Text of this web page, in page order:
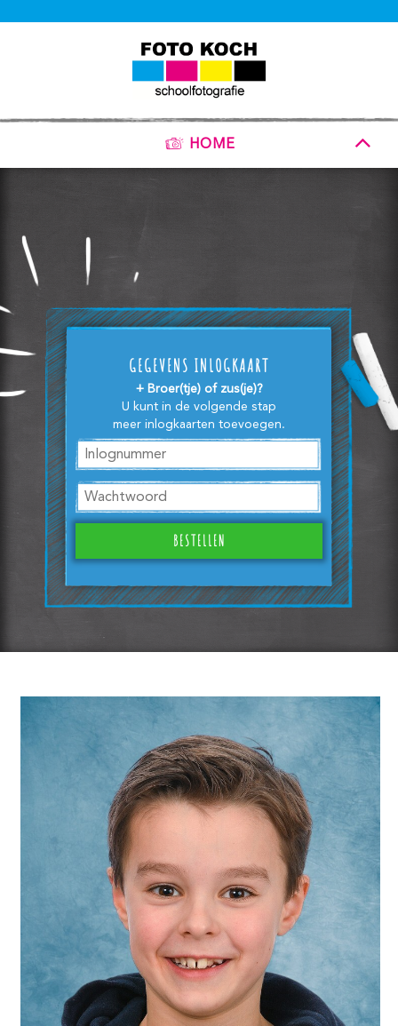
HOME
GEGEVENS INLOGKAART
+ Broer(tje) of zus(je)?
U kunt in de volgende stap
meer inlogkaarten toevoegen.